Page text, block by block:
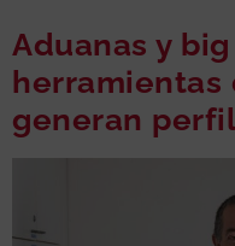
Aduanas y
herramientas
generan